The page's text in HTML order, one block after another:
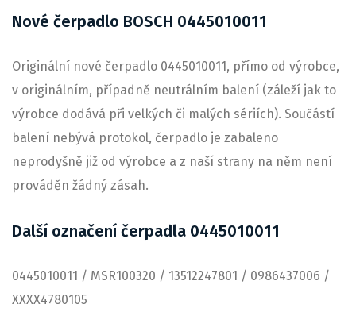
Nové čerpadlo BOSCH 0445010011
Originální nové čerpadlo 0445010011, přímo od výrobce,
v originálním, případně neutrálním balení (záleží jak to
výrobce dodává při velkých či malých sériích). Součástí
balení nebývá protokol, čerpadlo je zabaleno
neprodyšně již od výrobce a z naší strany na něm není
prováděn žádný zásah.
Další označení čerpadla 0445010011
0445010011 / MSR100320 / 13512247801 / 0986437006 /
XXXX4780105